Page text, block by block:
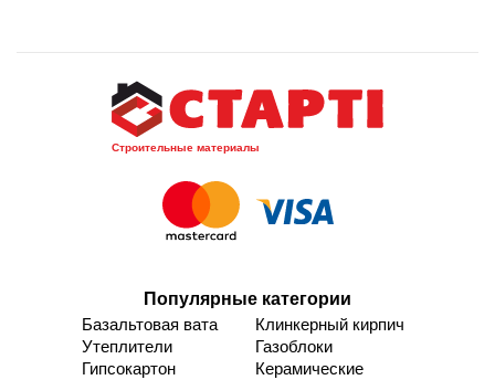
Строительные материалы
Популярные категории
Базальтовая вата
Утеплители
Гипсокартон
Клинкерный кирпич
Газоблоки
Керамические